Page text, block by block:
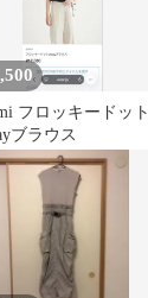
フロッキードット
ブラウス